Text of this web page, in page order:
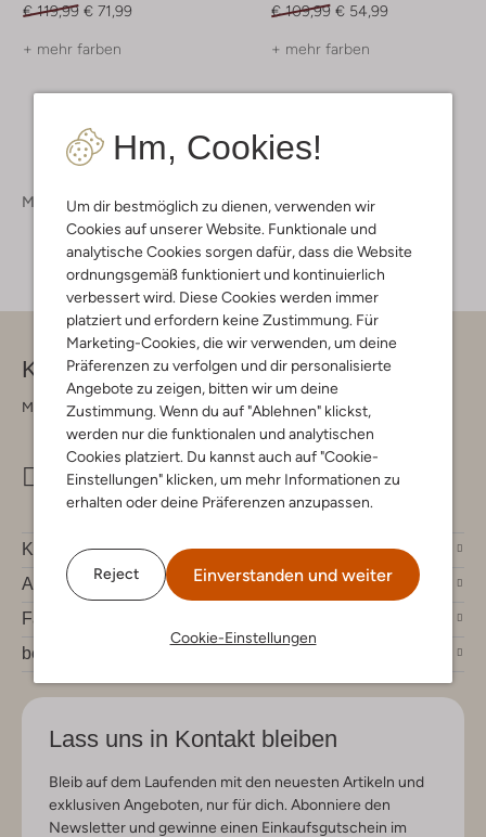
Hm, Cookies!
Um dir bestmöglich zu dienen, verwenden wir
Cookies auf unserer Website. Funktionale und
analytische Cookies sorgen dafür, dass die Website
ordnungsgemäß funktioniert und kontinuierlich
verbessert wird. Diese Cookies werden immer
platziert und erfordern keine Zustimmung. Für
Marketing-Cookies, die wir verwenden, um deine
Präferenzen zu verfolgen und dir personalisierte
Angebote zu zeigen, bitten wir um deine
Zustimmung. Wenn du auf "Ablehnen" klickst,
werden nur die funktionalen und analytischen
Cookies platziert. Du kannst auch auf "Cookie-
Einstellungen" klicken, um mehr Informationen zu
erhalten oder deine Präferenzen anzupassen.
Reject Einverstanden und weiter
Cookie-Einstellungen
€ 119,99 € 71,99
+ mehr farben
€ 109,99 € 54,99
+ mehr farben
Mädchen Schuhe Boots
Kontakt
Montag - Freitag 09:00 - 17:00 uur
info@omoda.de
Kundenservice
Account
Fashion News
bei Omoda
Lass uns in Kontakt bleiben
Bleib auf dem Laufenden mit den neuesten Artikeln und
exklusiven Angeboten, nur für dich. Abonniere den
Newsletter und gewinne einen Einkaufsgutschein im